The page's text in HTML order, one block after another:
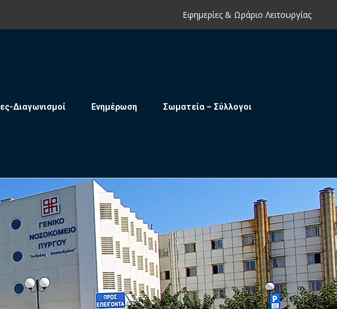
Εφημερίες & Ωράριο Λειτουργίας
Διαγωνισμοί Ενημέρωση Σωματεία – Σύλλογοι